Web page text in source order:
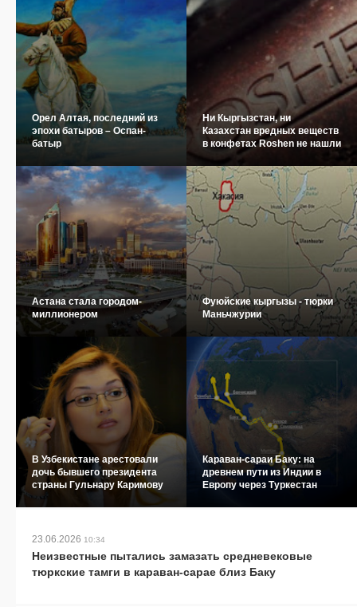
Орел Алтая, последний из
эпохи батыров – Оспан-
батыр
Ни Кыргызстан, ни
Казахстан вредных веществ
в конфетах Roshen не нашли
Астана стала городом-
миллионером
Фуюйские кыргызы - тюрки
Маньчжурии
В Узбекистане арестовали
дочь бывшего президента
страны Гульнару Каримову
Караван-сараи Баку: на
древнем пути из Индии в
Европу через Туркестан
23.06.2026 10:34
Неизвестные пытались замазать средневековые
тюркские тамги в караван-сарае близ Баку